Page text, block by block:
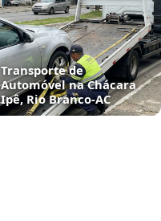
Transporte de
Automóvel na Chácara
Ipê, Rio Branco‑AC